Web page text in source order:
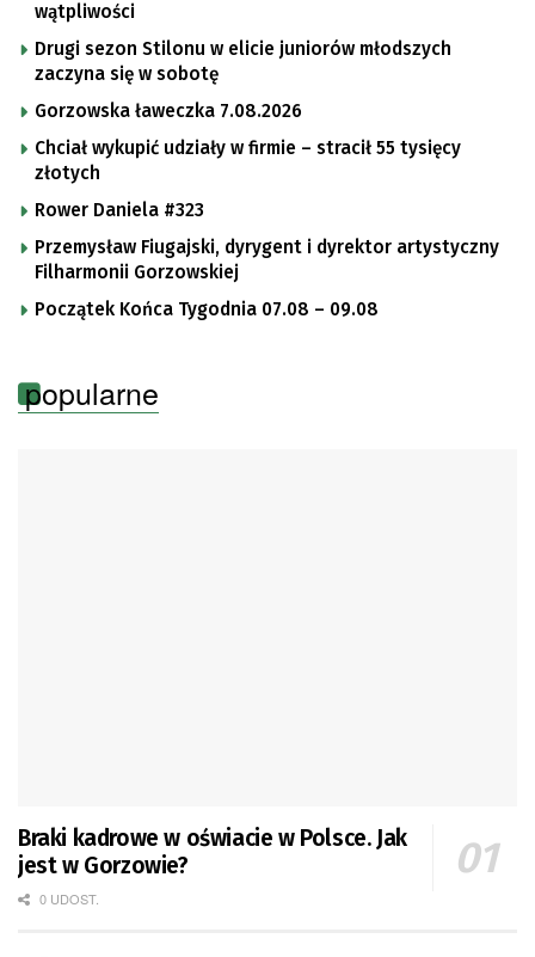
wątpliwości
Drugi sezon Stilonu w elicie juniorów młodszych
zaczyna się w sobotę
Gorzowska ławeczka 7.08.2026
Chciał wykupić udziały w firmie – stracił 55 tysięcy
złotych
Rower Daniela #323
Przemysław Fiugajski, dyrygent i dyrektor artystyczny
Filharmonii Gorzowskiej
Początek Końca Tygodnia 07.08 – 09.08
popularne
Braki kadrowe w oświacie w Polsce. Jak
jest w Gorzowie?
0 UDOST.